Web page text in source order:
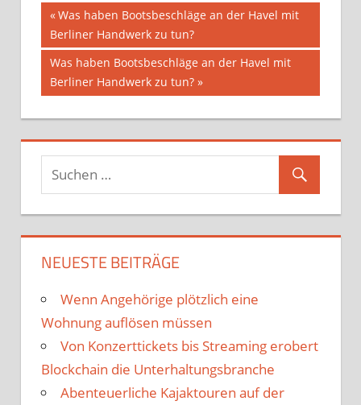
Beitragsnavigation
Vorheriger
Beitrag:
Was haben Bootsbeschläge an der Havel mit
Berliner Handwerk zu tun?
Nächster
Beitrag:
Was haben Bootsbeschläge an der Havel mit
Berliner Handwerk zu tun?
NEUESTE BEITRÄGE
Wenn Angehörige plötzlich eine
Wohnung auflösen müssen
Von Konzerttickets bis Streaming erobert
Blockchain die Unterhaltungsbranche
Abenteuerliche Kajaktouren auf der